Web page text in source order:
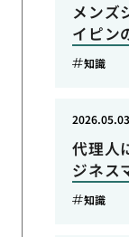
メンズ
イピン
知識
代理人
ジネス
2026.05.03
知識